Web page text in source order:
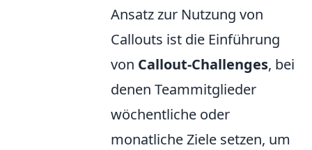
Ansatz zur Nutzung von
Callouts ist die Einführung
von Callout-Challenges, bei
denen Teammitglieder
wöchentliche oder
monatliche Ziele setzen, um